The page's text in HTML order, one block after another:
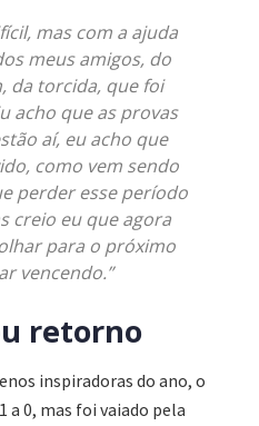
mas com a ajuda
meus amigos, do
da torcida, que foi
acho que as provas
aí, eu acho que
como vem sendo
perder esse período
creio eu que agora
para o próximo
vencendo.”
retorno
inspiradoras do ano, o
a 0, mas foi vaiado pela